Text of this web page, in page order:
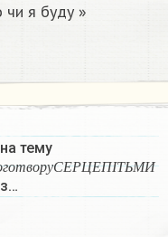
чи я буду »
тему
го т в о р у С Е Р Ц Е П І Т ЬМИ
чи тано